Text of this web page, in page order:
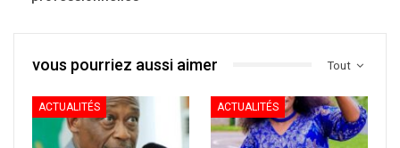
Tout
vous pourriez aussi aimer
ACTUALITÉS ACTUALITÉS